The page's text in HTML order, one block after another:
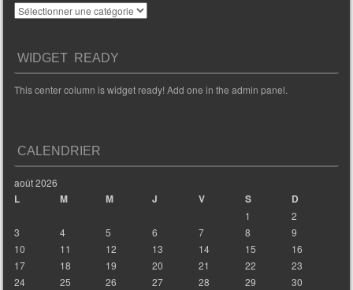
Catégories
WIDGET READY
This center column is widget ready! Add one in the admin panel.
CALENDRIER
août 2026
L M M J V S D
1
2
3
4 5 6 7 8
9
10
11 12 13 14 15
16
17
18 19 20 21 22
23
24
25 26 27 28 29
30